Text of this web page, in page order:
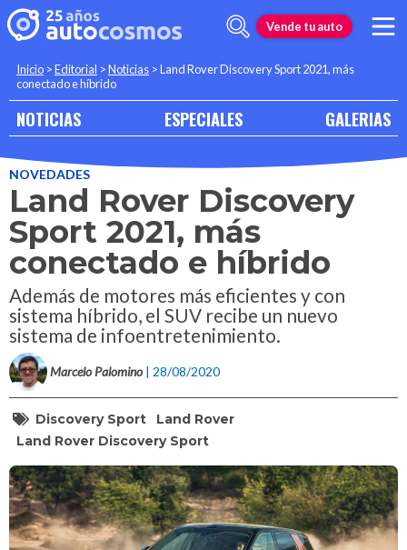
Vende tu auto
Inicio >Editorial >Noticias >Land Rover Discovery Sport 2021, más
conectado e híbrido
NOTICIAS ESPECIALES GALERIAS
NOVEDADES
Land Rover Discovery
Sport 2021, más
conectado e híbrido
Además de motores más eficientes y con
sistema híbrido, el SUV recibe un nuevo
sistema de infoentretenimiento.
Marcelo Palomino | 28/08/2020
Discovery Sport
Land Rover
Land Rover Discovery Sport